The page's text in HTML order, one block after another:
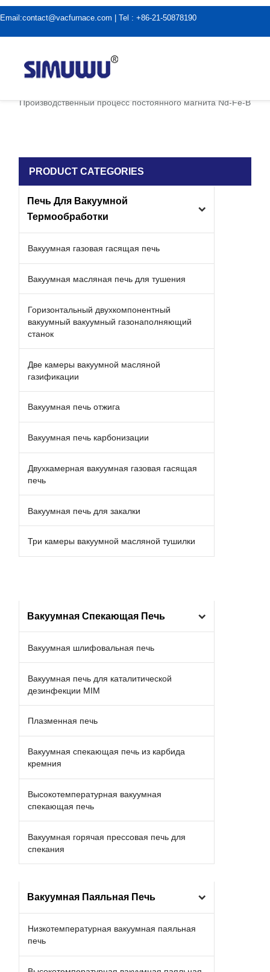
Email:contact@vacfurnace.com | Tel : +86-21-50878190
Производственный процесс постоянного магнита Nd-Fe-B
PRODUCT CATEGORIES
Печь Для Вакуумной
Термообработки
Вакуумная газовая гасящая печь
Вакуумная масляная печь для тушения
Горизонтальный двухкомпонентный
вакуумный вакуумный газонаполняющий
станок
Две камеры вакуумной масляной
газификации
Вакуумная печь отжига
Вакуумная печь карбонизации
Двухкамерная вакуумная газовая гасящая
печь
Вакуумная печь для закалки
Три камеры вакуумной масляной тушилки
Вакуумная Спекающая Печь
Вакуумная шлифовальная печь
Вакуумная печь для каталитической
дезинфекции MIM
Плазменная печь
Вакуумная спекающая печь из карбида
кремния
Высокотемпературная вакуумная
спекающая печь
Вакуумная горячая прессовая печь для
спекания
Вакуумная Паяльная Печь
Низкотемпературная вакуумная паяльная
печь